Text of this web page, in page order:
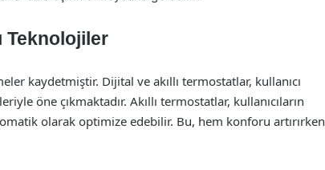
Teknolojiler
kaydetmiştir. Dijital ve akıllı termostatlar, kullanıcı
öne çıkmaktadır. Akıllı termostatlar, kullanıcıların
olarak optimize edebilir. Bu, hem konforu artırırken